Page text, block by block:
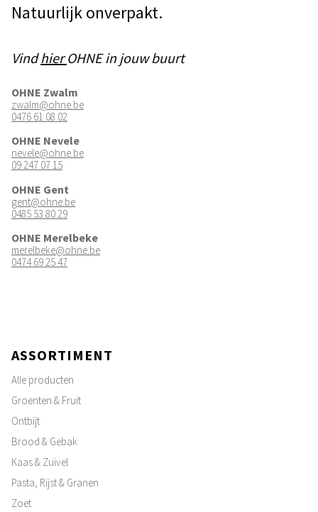
Natuurlijk onverpakt.
VindhierOHNE in jouw buurt
OHNE Zwalm
zwalm@ohne.be
0476 61 08 02
OHNE Nevele
nevele@ohne.be
09 247 07 15
OHNE Gent
gent@ohne.be
0485 53 80 29
OHNE Merelbeke
merelbeke@ohne.be
0474 69 25 47
ASSORTIMENT
Alle producten
Groenten & Fruit
Ontbijt
Brood & Gebak
Kaas & Zuivel
Pasta, Rijst & Granen
Zoet